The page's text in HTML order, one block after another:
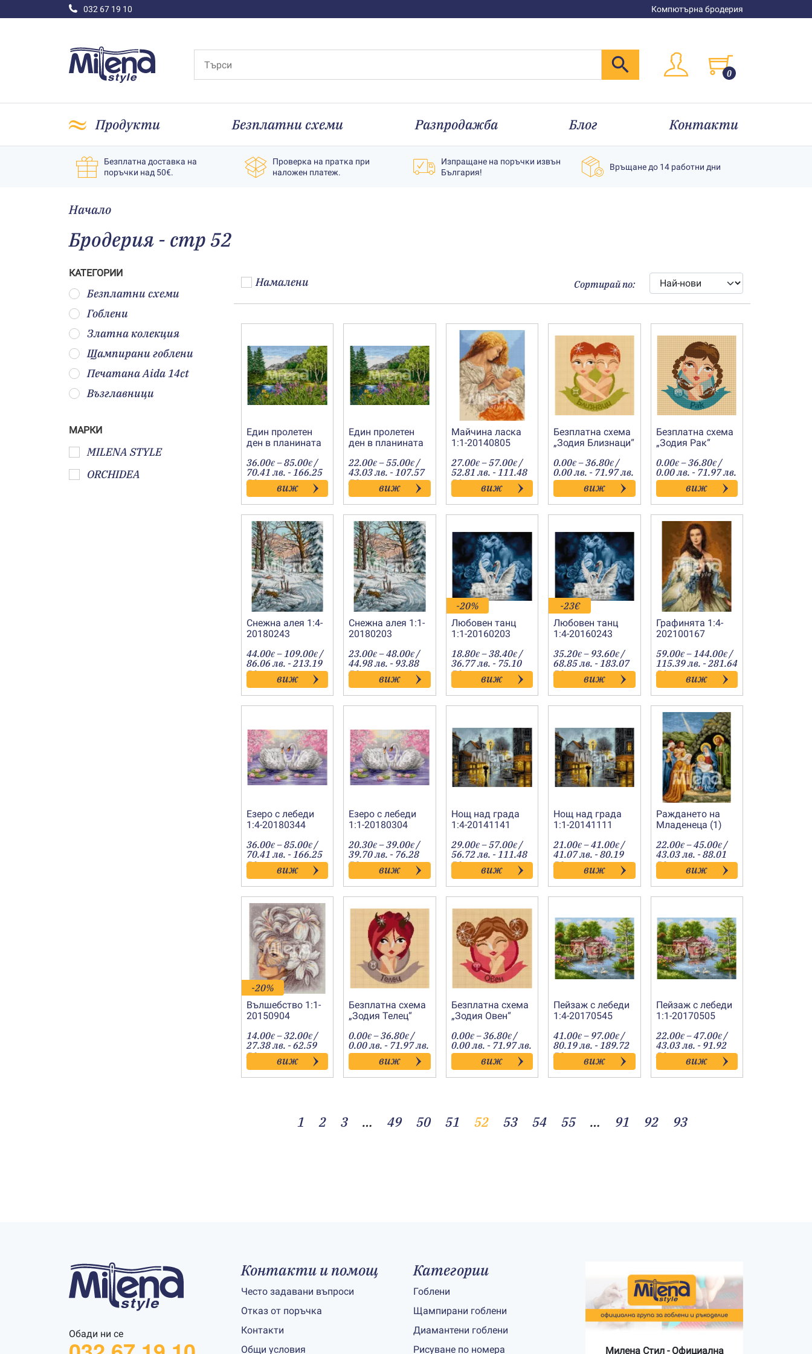
032 67 19 10 Компютърна бродерия
0
Продукти Безплатни схеми Разпродажба Блог Контакти
Безплатна доставка на
поръчки над 50€.
Проверка на пратка при
наложен платеж.
Изпращане на поръчки извън
България!
Връщане до 14 работни дни
Начало
Бродерия - стр 52
КАТЕГОРИИ
Безплатни схеми
Гоблени
Златна колекция
Щампирани гоблени
Печатана Aida 14ct
Възглавници
МАРКИ
MILENA STYLE
ORCHIDEA
Намалени Сортирай по:
Един пролетен
ден в планината
36.00€ –85.00€Price
range:
36.00€
through
85.00€
/
70.41 лв. - 166.25
лв. виж
Един пролетен
ден в планината
22.00€ –55.00€Price
range:
22.00€
through
55.00€
/
43.03 лв. - 107.57
лв. виж
Майчина ласка
1:1-20140805
27.00€ –57.00€Price
range:
27.00€
through
57.00€
/
52.81 лв. - 111.48
лв. виж
Безплатна схема
„Зодия Близнаци“
0.00€ –36.80€Price
range:
0.00€
through
36.80€
/
0.00 лв. - 71.97 лв.
виж
Безплатна схема
„Зодия Рак“
0.00€ –36.80€Price
range:
0.00€
through
36.80€
/
0.00 лв. - 71.97 лв.
виж
Снежна алея 1:4-
20180243
44.00€ –109.00€Price
range:
44.00€
through
109.00€
/
86.06 лв. - 213.19
лв. виж
Снежна алея 1:1-
20180203
23.00€ –48.00€Price
range:
23.00€
through
48.00€
/
44.98 лв. - 93.88
лв. виж
-20%
Любовен танц
1:1-20160203
18.80€ –38.40€Price
range:
18.80€
through
38.40€
/
36.77 лв. - 75.10
лв. виж
-23€
Любовен танц
1:4-20160243
35.20€ – 93.60€Price
range:
35.20€
through
93.60€
/
68.85 лв. - 183.07
лв. виж
Графинята 1:4-
202100167
59.00€ –144.00€Price
range:
59.00€
through
144.00€
/
115.39 лв. - 281.64
лв. виж
Езеро с лебеди
1:4-20180344
36.00€ –85.00€Price
range:
36.00€
through
85.00€
/
70.41 лв. - 166.25
лв. виж
Езеро с лебеди
1:1-20180304
20.30€ –39.00€Price
range:
20.30€
through
39.00€
/
39.70 лв. - 76.28
лв. виж
Нощ над града
1:4-20141141
29.00€ –57.00€Price
range:
29.00€
through
57.00€
/
56.72 лв. - 111.48
лв. виж
Нощ над града
1:1-20141111
21.00€ –41.00€Price
range:
21.00€
through
41.00€
/
41.07 лв. - 80.19
лв. виж
Раждането на
Младенеца (1)
22.00€ –45.00€Price
range:
22.00€
through
45.00€
/
43.03 лв. - 88.01
лв. виж
-20%
Вълшебство 1:1-
20150904
14.00€ –32.00€Price
range:
14.00€
through
32.00€
/
27.38 лв. - 62.59
лв. виж
Безплатна схема
„Зодия Телец“
0.00€ –36.80€Price
range:
0.00€
through
36.80€
/
0.00 лв. - 71.97 лв.
виж
Безплатна схема
„Зодия Овен“
0.00€ –36.80€Price
range:
0.00€
through
36.80€
/
0.00 лв. - 71.97 лв.
виж
Пейзаж с лебеди
1:4-20170545
41.00€ – 97.00€Price
range:
41.00€
through
97.00€
/
80.19 лв. - 189.72
лв. виж
Пейзаж с лебеди
1:1-20170505
22.00€ –47.00€Price
range:
22.00€
through
47.00€
/
43.03 лв. - 91.92
лв. виж
1 2 3 … 49 50 51 52 53 54 55 … 91 92 93
Обади ни се
Контакти и помощ
Често задавани въпроси
Отказ от поръчка
Контакти
Общи условия
Категории
Гоблени
Щампирани гоблени
Диамантени гоблени
Рисуване по номера
Милена Стил - Официална